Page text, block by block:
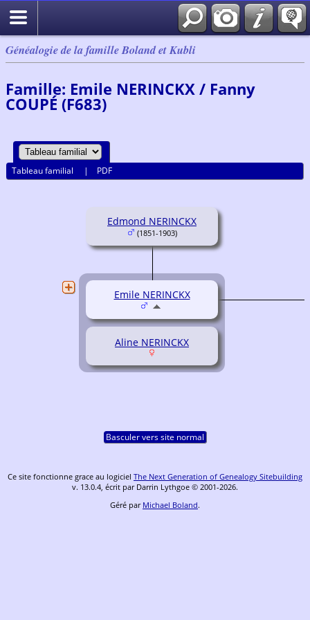
Généalogie de la famille Boland et Kubli
Famille: Emile NERINCKX / Fanny
COUPÉ (F683)
Tableau familial | PDF
Edmond NERINCKX
(1851-1903)
Aline NERINCKX
Emile NERINCKX
Basculer vers site normal
Ce site fonctionne grace au logiciel The Next Generation of Genealogy Sitebuilding
v. 13.0.4, écrit par Darrin Lythgoe © 2001-2026.
Géré par Michael Boland.